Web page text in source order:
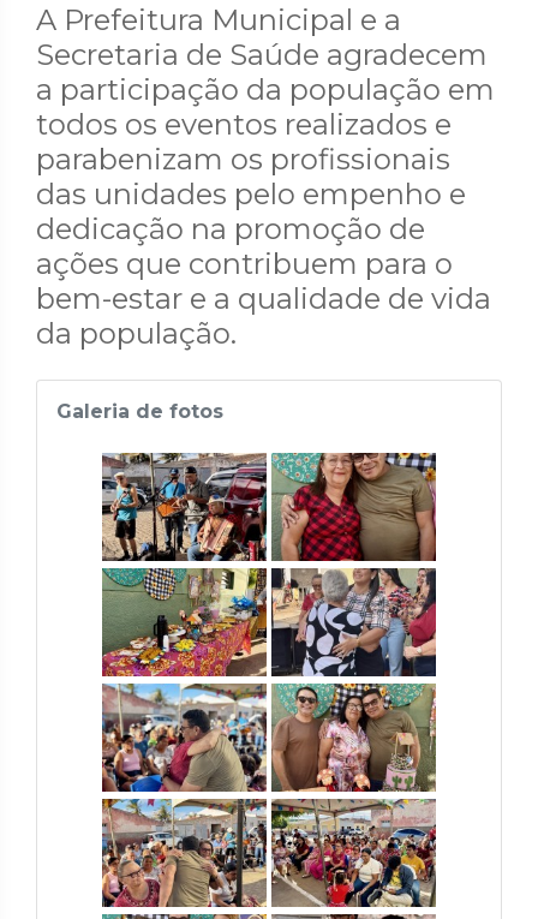
A Prefeitura Municipal e a
Secretaria de Saúde agradecem
a participação da população em
todos os eventos realizados e
parabenizam os profissionais
das unidades pelo empenho e
dedicação na promoção de
ações que contribuem para o
bem-estar e a qualidade de vida
da população.
Galeria de fotos